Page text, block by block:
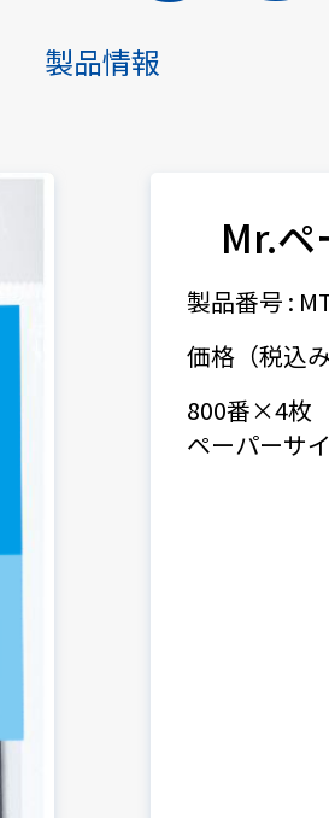
製品情報
Mr.ペ
製品番号 :
価格（税込
800番×4枚
ペーパーサ